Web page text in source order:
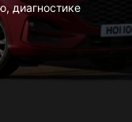
диагностике